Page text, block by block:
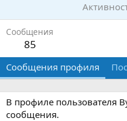
Сообщения
85
Сообщения профиля
В профиле пользователя
сообщения.